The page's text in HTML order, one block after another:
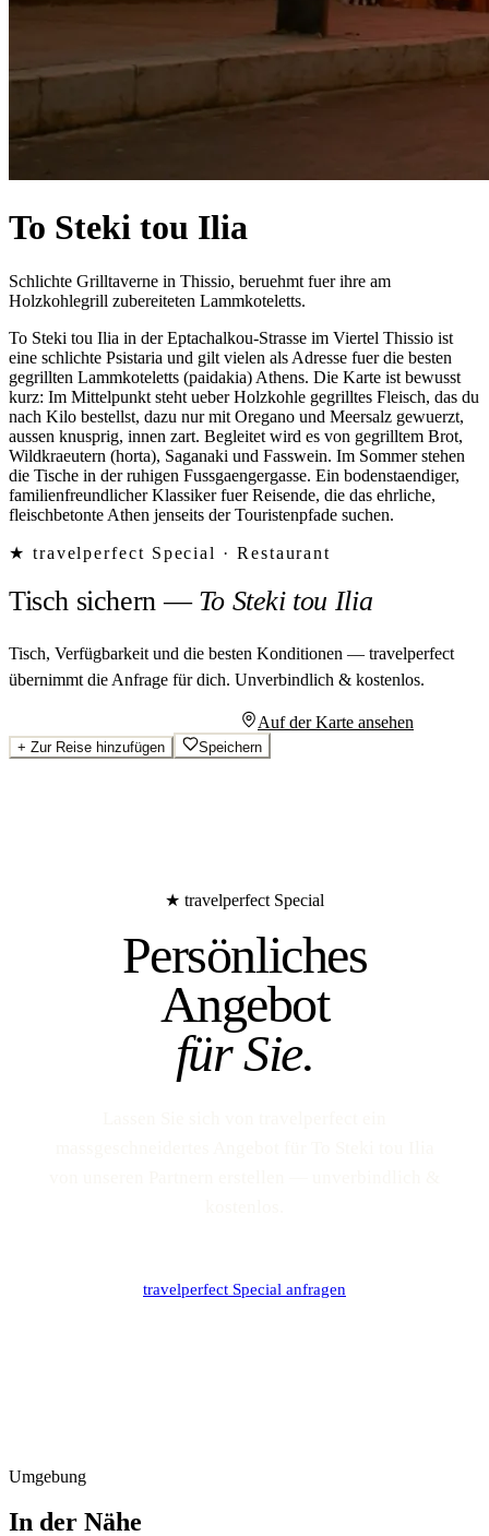
To Steki tou Ilia
Schlichte Grilltaverne in Thissio, beruehmt fuer ihre am
Holzkohlegrill zubereiteten Lammkoteletts.
To Steki tou Ilia in der Eptachalkou-Strasse im Viertel Thissio ist
eine schlichte Psistaria und gilt vielen als Adresse fuer die besten
gegrillten Lammkoteletts (paidakia) Athens. Die Karte ist bewusst
kurz: Im Mittelpunkt steht ueber Holzkohle gegrilltes Fleisch, das du
nach Kilo bestellst, dazu nur mit Oregano und Meersalz gewuerzt,
aussen knusprig, innen zart. Begleitet wird es von gegrilltem Brot,
Wildkraeutern (horta), Saganaki und Fasswein. Im Sommer stehen
die Tische in der ruhigen Fussgaengergasse. Ein bodenstaendiger,
familienfreundlicher Klassiker fuer Reisende, die das ehrliche,
fleischbetonte Athen jenseits der Touristenpfade suchen.
★ travelperfect Special · Restaurant
Tisch sichern— To Steki tou Ilia
Tisch, Verfügbarkeit und die besten Konditionen — travelperfect
übernimmt die Anfrage für dich. Unverbindlich & kostenlos.
Auf der Karte ansehen
+ Zur Reise hinzufügen Speichern
★ travelperfect Special
Persönliches
Angebot
für Sie.
travelperfect Special anfragen
Umgebung
In der Nähe